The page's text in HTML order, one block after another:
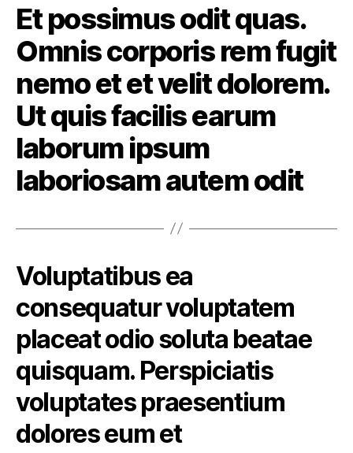
Et possimus odit quas.
Omnis corporis rem fugit
nemo et et velit dolorem.
Ut quis facilis earum
laborum ipsum
laboriosam autem odit
Voluptatibus ea
consequatur voluptatem
placeat odio soluta beatae
quisquam. Perspiciatis
voluptates praesentium
dolores eum et